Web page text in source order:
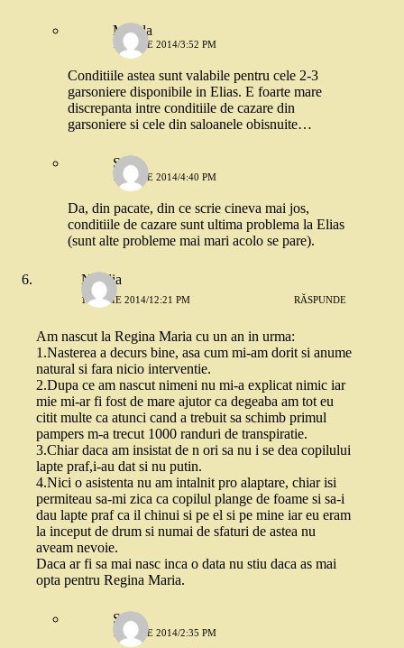
Magda
15 IULIE 2014/3:52 PM
Conditiile astea sunt valabile pentru cele 2-3
garsoniere disponibile in Elias. E foarte mare
discrepanta intre conditiile de cazare din
garsoniere si cele din saloanele obisnuite…
Stefi
15 IULIE 2014/4:40 PM
Da, din pacate, din ce scrie cineva mai jos,
conditiile de cazare sunt ultima problema la Elias
(sunt alte probleme mai mari acolo se pare).
Natalia
15 IULIE 2014/12:21 PM RĂSPUNDE
Am nascut la Regina Maria cu un an in urma:
1.Nasterea a decurs bine, asa cum mi-am dorit si anume
natural si fara nicio interventie.
2.Dupa ce am nascut nimeni nu mi-a explicat nimic iar
mie mi-ar fi fost de mare ajutor ca degeaba am tot eu
citit multe ca atunci cand a trebuit sa schimb primul
pampers m-a trecut 1000 randuri de transpiratie.
3.Chiar daca am insistat de n ori sa nu i se dea copilului
lapte praf,i-au dat si nu putin.
4.Nici o asistenta nu am intalnit pro alaptare, chiar isi
permiteau sa-mi zica ca copilul plange de foame si sa-i
dau lapte praf ca il chinui si pe el si pe mine iar eu eram
la inceput de drum si numai de sfaturi de astea nu
aveam nevoie.
Daca ar fi sa mai nasc inca o data nu stiu daca as mai
opta pentru Regina Maria.
Stefi
15 IULIE 2014/2:35 PM